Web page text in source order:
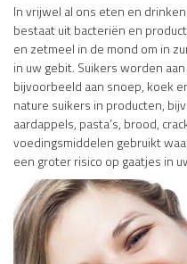
In vrijwel al ons eten en
bestaat uit bacteriën en
en zetmeel in de mond om in
in uw gebit. Suikers worden
bijvoorbeeld aan snoep, koek
nature suikers in producten,
aardappels, pasta’s, brood,
voedingsmiddelen gebruikt
een groter risico op gaatjes in